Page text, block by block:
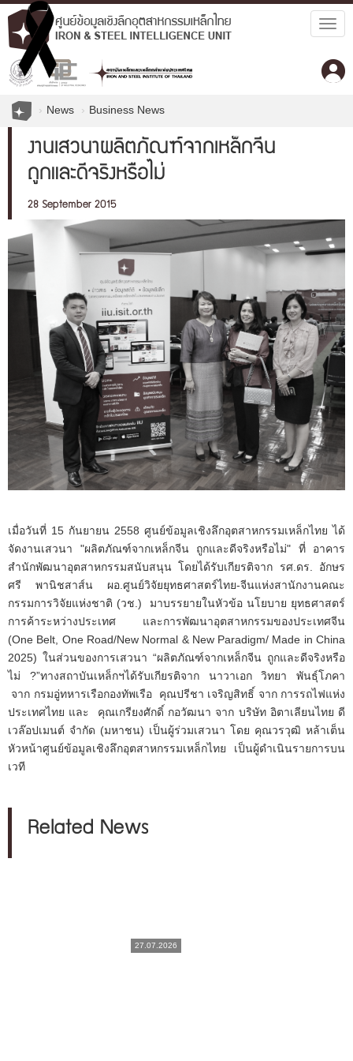
News Business News
งานเสวนาผลิตภัณฑ์จากเหล็กจีน
ถูกและดีจริงหรือไม่
28 September 2015
เมื่อวันที่ 15 กันยายน 2558 ศูนย์ข้อมูลเชิงลึกอุตสาหกรรมเหล็กไทย ได้
จัดงานเสวนา "ผลิตภัณฑ์จากเหล็กจีน ถูกและดีจริงหรือไม่" ที่ อาคาร
สำนักพัฒนาอุตสาหกรรมสนับสนุน โดยได้รับเกียรติจาก รศ.ดร. อักษร
ศรี พานิชสาส์น ผอ.ศูนย์วิจัยยุทธศาสตร์ไทย-จีนแห่งสานักงานคณะ
กรรมการวิจัยแห่งชาติ (วช.) มาบรรยายในหัวข้อ นโยบาย ยุทธศาสตร์
การค้าระหว่างประเทศ และการพัฒนาอุตสาหกรรมของประเทศจีน
(One Belt, One Road/New Normal & New Paradigm/ Made in China
2025) ในส่วนของการเสวนา “ผลิตภัณฑ์จากเหล็กจีน ถูกและดีจริงหรือ
ไม่ ?”ทางสถาบันเหล็กฯได้รับเกียรติจาก นาวาเอก วิทยา พันธุ์โภคา
จาก กรมอู่ทหารเรือกองทัพเรือ คุณปรีชา เจริญสิทธิ์ จาก การรถไฟแห่ง
ประเทศไทย และ คุณเกรียงศักดิ์ กอวัฒนา จาก บริษัท อิตาเลียนไทย ดี
เวล๊อปเมนต์ จำกัด (มหาชน) เป็นผู้ร่วมเสวนา โดย คุณวรวุฒิ หล้าเต็น
หัวหน้าศูนย์ข้อมูลเชิงลึกอุตสาหกรรมเหล็กไทย เป็นผู้ดำเนินรายการบน
เวที
Related News
27.07.2026